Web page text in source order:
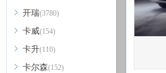
开瑞(3780)
卡威(154)
卡升(110)
卡尔森(152)